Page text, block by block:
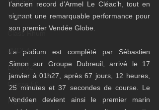
VOR60
Class Rhum
JMD54
Botin 52
Classe 50
Figaro 3
l’ancien record d’Armel Le Cléac’h, tout en
signant une remarquable performance pour
son premier Vendée Globe.
Le podium est complété par Sébastien
Simon sur Groupe Dubreuil, arrivé le 17
janvier à 01h27, après 67 jours, 12 heures,
25 minutes et 37 secondes de course. Le
Vendéen devient ainsi le premier marin